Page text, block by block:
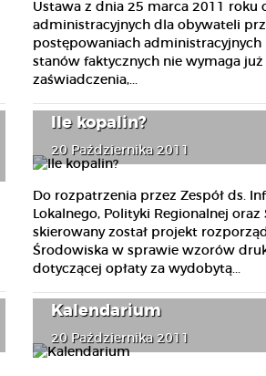
Ustawa z dnia 25 marca 2011 roku
administracyjnych dla obywateli
postępowaniach
stanów faktycznych nie wymaga już
zaświadczenia,...
Ile kopalin?
20 Października 2011
Do rozpatrzenia przez Zespół ds.
Lokalnego, Polityki Regionalnej
skierowany został projekt
Środowiska w sprawie wzorów
dotyczącej opłaty za wydobytą...
Kalendarium
20 Października 2011